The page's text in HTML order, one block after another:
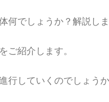
何でしょうか？解説し
ご紹介します。
行していくのでしょう